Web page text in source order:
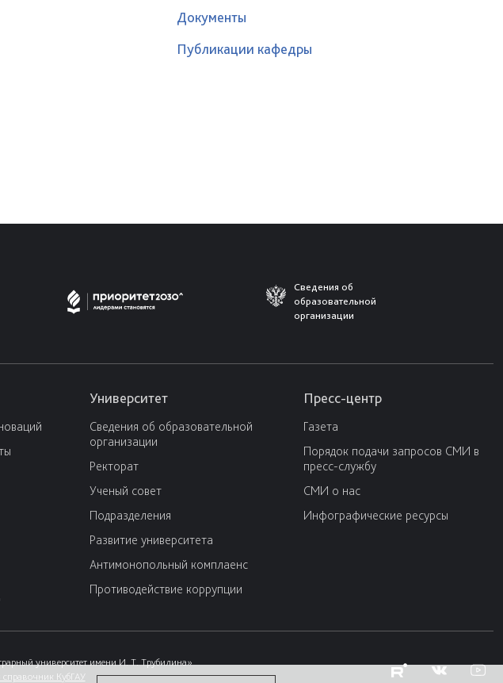
Документы
Публикации кафедры
Сведения об
образовательной
организации
Университет
Сведения об образовательной
организации
Ректорат
Ученый совет
Подразделения
Развитие университета
Антимонопольный комплаенс
Противодействие коррупции
Пресс-центр
Газета
Порядок подачи запросов СМИ в
пресс-службу
СМИ о нас
Инфографические ресурсы
университет имени И. Т. Трубилина»
справочник КубГАУ